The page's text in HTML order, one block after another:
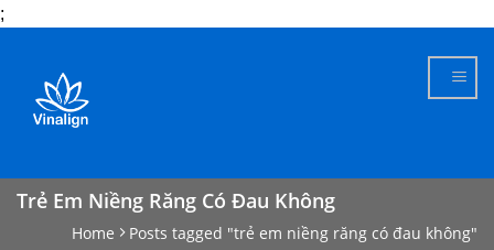
;
content
Trẻ Em Niềng Răng Có Đau Không
Home Posts tagged "trẻ em niềng răng có đau không"